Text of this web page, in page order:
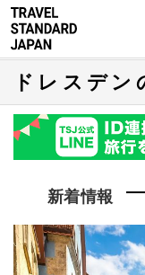
ドレスデン
新着情報